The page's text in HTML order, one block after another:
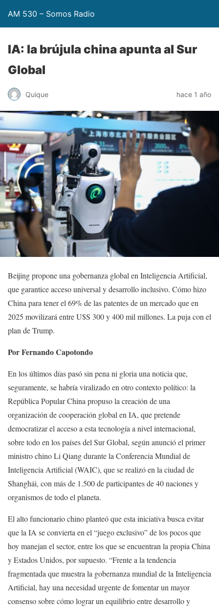
AM 530 – Somos Radio
IA: la brújula china apunta al Sur
Global
Quique hace 1 año
Beijing propone una gobernanza global en Inteligencia Artificial,
que garantice acceso universal y desarrollo inclusivo. Cómo hizo
China para tener el 69% de las patentes de un mercado que en
2025 movilizará entre U$S 300 y 400 mil millones. La puja con el
plan de Trump.
Por Fernando Capotondo
En los últimos días pasó sin pena ni gloria una noticia que,
seguramente, se habría viralizado en otro contexto político: la
República Popular China propuso la creación de una
organización de cooperación global en IA, que pretende
democratizar el acceso a esta tecnología a nivel internacional,
sobre todo en los países del Sur Global, según anunció el primer
ministro chino Li Qiang durante la Conferencia Mundial de
Inteligencia Artificial (WAIC), que se realizó en la ciudad de
Shanghái, con más de 1.500 de participantes de 40 naciones y
organismos de todo el planeta.
El alto funcionario chino planteó que esta iniciativa busca evitar
que la IA se convierta en el “juego exclusivo” de los pocos que
hoy manejan el sector, entre los que se encuentran la propia China
y Estados Unidos, por supuesto. “Frente a la tendencia
fragmentada que muestra la gobernanza mundial de la Inteligencia
Artificial, hay una necesidad urgente de fomentar un mayor
consenso sobre cómo lograr un equilibrio entre desarrollo y